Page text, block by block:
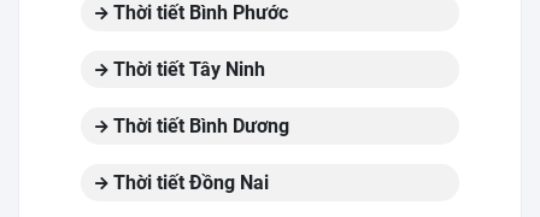
Thời tiết Bình Phước
Thời tiết Tây Ninh
Thời tiết Bình Dương
Thời tiết Đồng Nai